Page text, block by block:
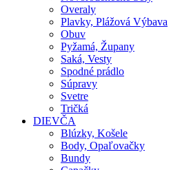
Overaly
Plavky, Plážová Výbava
Obuv
Pyžamá, Župany
Saká, Vesty
Spodné prádlo
Súpravy
Svetre
Tričká
DIEVČA
Blúzky, Košele
Body, Opaľovačky
Bundy